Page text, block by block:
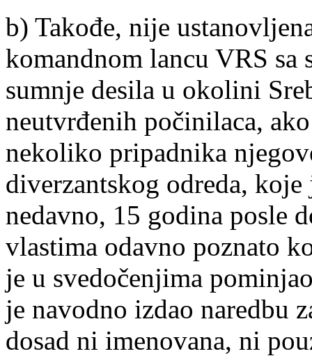
b) Takođe, nije
komandnom lancu VRS sa
sumnje desila u okolini
neutvrđenih počinilaca,
nekoliko pripadnika
diverzantskog odreda,
nedavno, 15 godina posle
vlastima odavno poznato
je u svedočenjima
je navodno izdao naredbu
dosad ni imenovana, ni